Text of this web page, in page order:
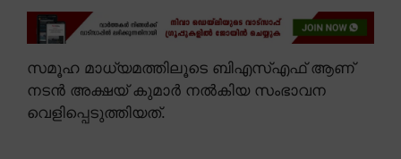
സമൂഹ മാധ്യമത്തിലൂടെ ബിഎസ്എഫ് ആണ്
നടൻ അക്ഷയ് കുമാർ നൽകിയ സംഭാവന
വെളിപ്പെടുത്തിയത്.